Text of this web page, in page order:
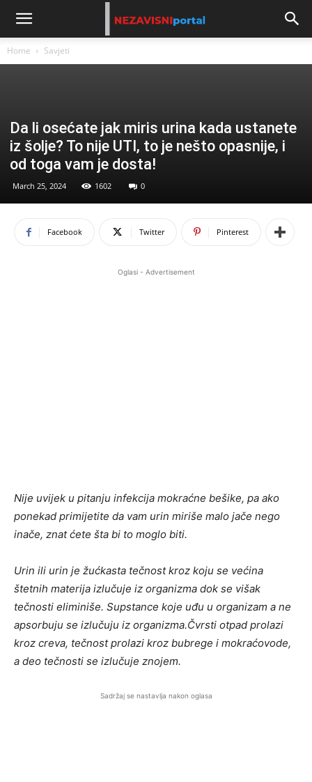
Home Savjeti
Da li osećate jak miris urina kada ustanete
iz šolje? To nije UTI, to je nešto opasnije, i
od toga vam je dosta!
March 25, 2024 1602 0
Facebook Twitter Pinterest
Oglasi - Advertisement
Nije uvijek u pitanju infekcija mokraćne bešike, pa ako
ponekad primijetite da vam urin miriše malo jače nego
inače, znat ćete šta bi to moglo biti.
Urin ili urin je žućkasta tečnost kroz koju se većina
štetnih materija izlučuje iz organizma dok se višak
tečnosti eliminiše. Supstance koje uđu u organizam a ne
apsorbuju se izlučuju iz organizma.Čvrsti otpad prolazi
kroz creva, tečnost prolazi kroz bubrege i mokraćovode,
a deo tečnosti se izlučuje znojem.
Sadržaj se nastavlja nakon oglasa